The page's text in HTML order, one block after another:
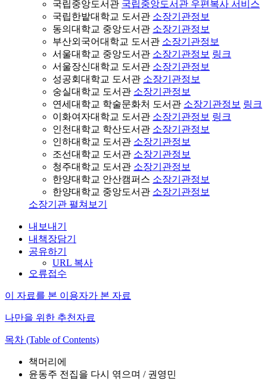
국립중앙도서관 국립중앙도서관 우편복사 서비스
국립한밭대학교 도서관 소장기관정보
동의대학교 중앙도서관 소장기관정보
부산외국어대학교 도서관 소장기관정보
서울대학교 중앙도서관 소장기관정보 링크
서울장신대학교 도서관 소장기관정보
성공회대학교 도서관 소장기관정보
숭실대학교 도서관 소장기관정보
연세대학교 학술문화처 도서관 소장기관정보 링크
이화여자대학교 도서관 소장기관정보 링크
인천대학교 학산도서관 소장기관정보
인하대학교 도서관 소장기관정보
조선대학교 도서관 소장기관정보
청주대학교 도서관 소장기관정보
한양대학교 안산캠퍼스 소장기관정보
한양대학교 중앙도서관 소장기관정보
소장기관 펼쳐보기
내보내기
내책장담기
공유하기
URL 복사
오류접수
이 자료를 본 이용자가 본 자료
나만을 위한 추천자료
목차 (Table of Contents)
책머리에
윤동주 전집을 다시 엮으며 / 권영민